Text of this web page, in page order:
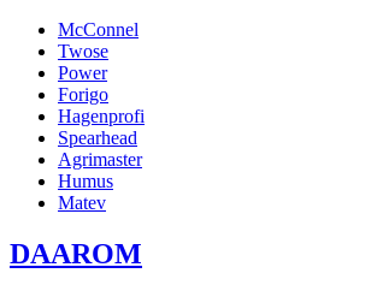
McConnel
Twose
Power
Forigo
Hagenprofi
Spearhead
Agrimaster
Humus
Matev
DAAROM